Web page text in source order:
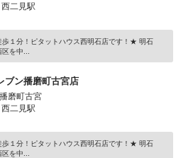
二見駅
１分！ピタットハウス西明石店です！★ 明石
を中...
ブン播磨町古宮店
磨町古宮
二見駅
１分！ピタットハウス西明石店です！★ 明石
を中...